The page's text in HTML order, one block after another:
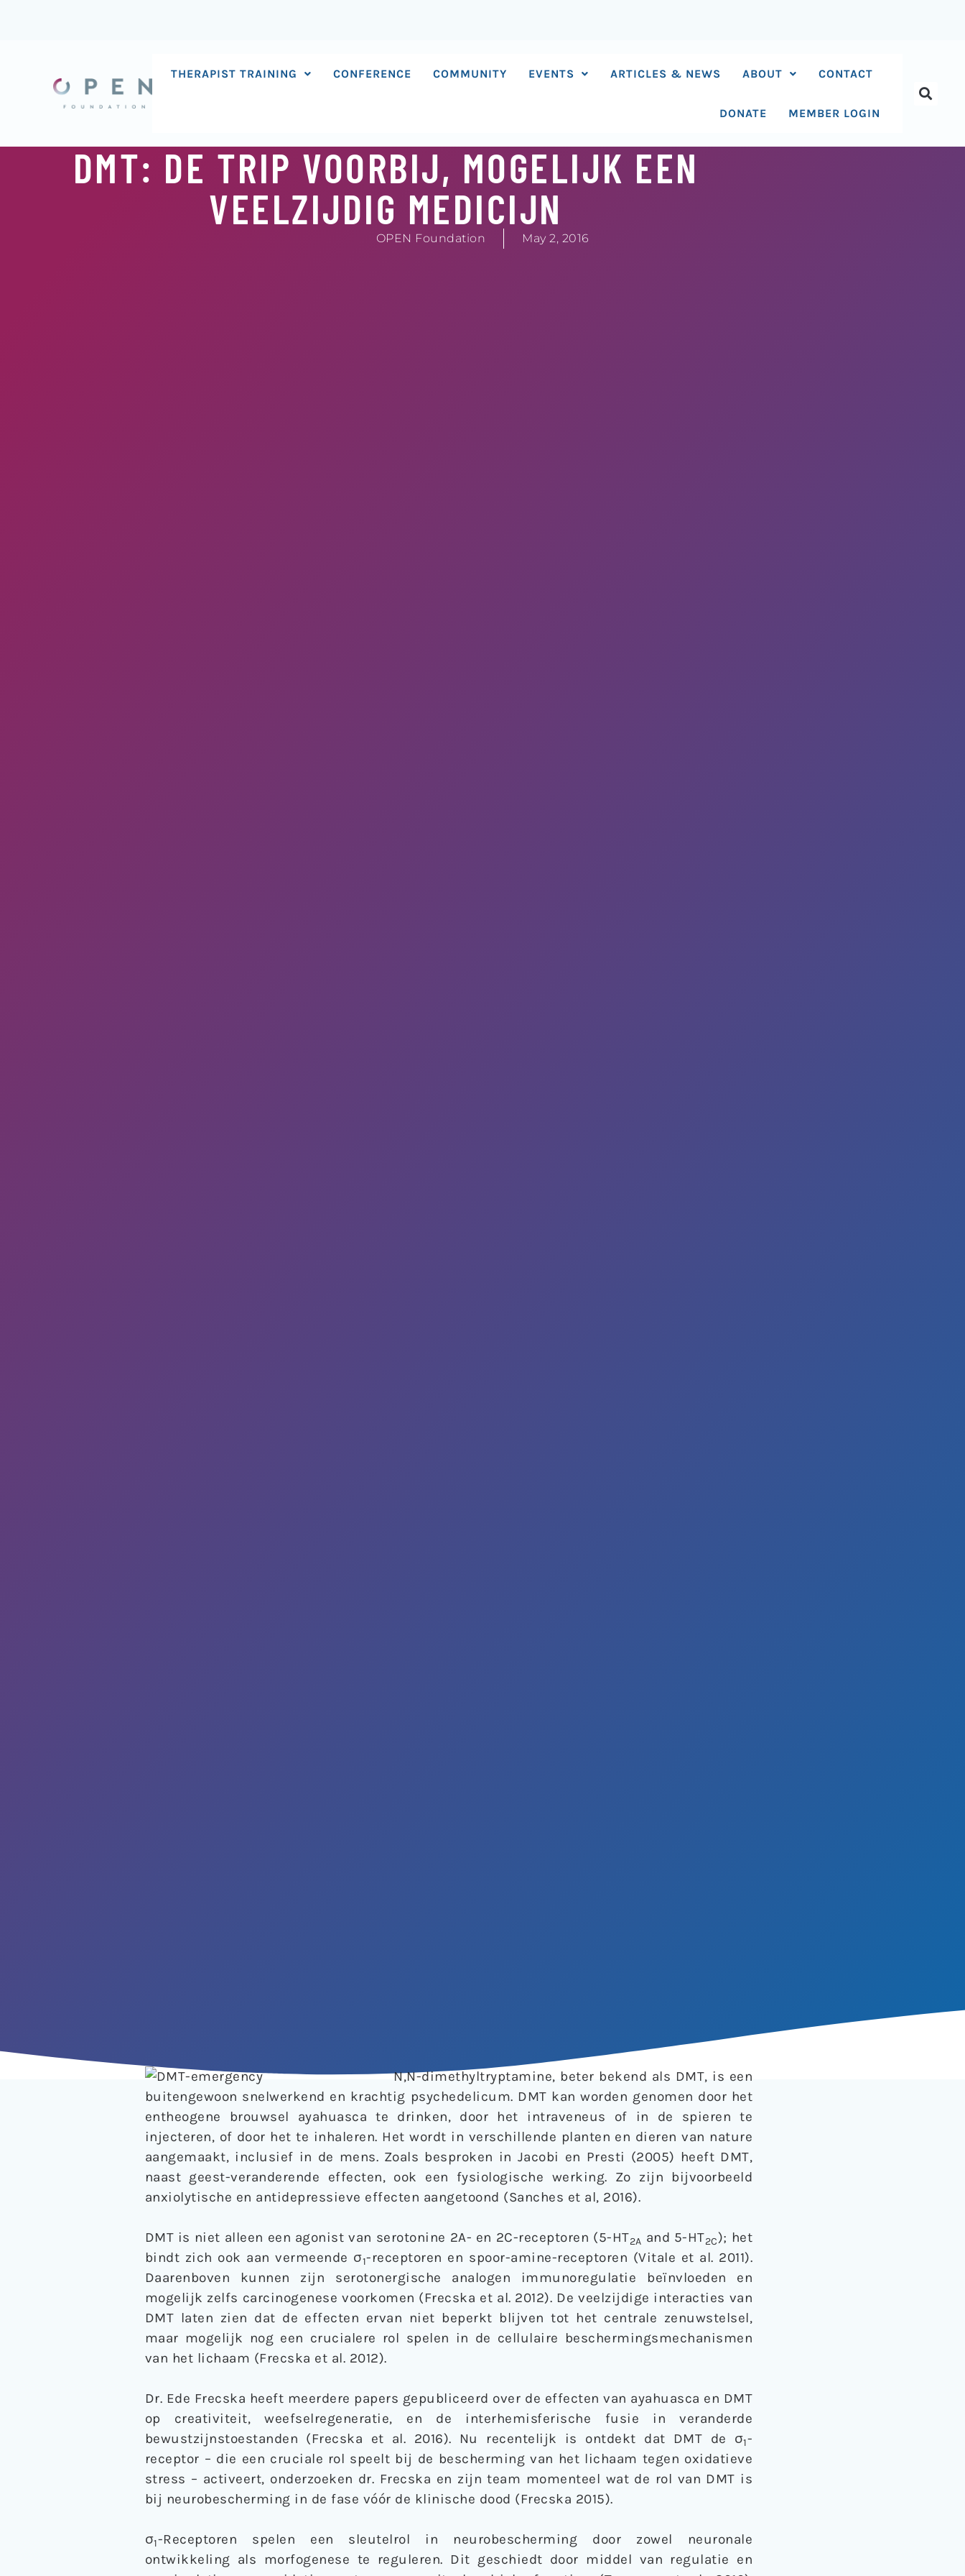
THERAPIST TRAINING CONFERENCE COMMUNITY EVENTS ARTICLES & NEWS ABOUT CONTACT
DONATE MEMBER LOGIN
DMT: DE TRIP VOORBIJ, MOGELIJK EEN
VEELZIJDIG MEDICIJN
OPEN Foundation May 2, 2016
N,N-dimethyltryptamine, beter bekend als DMT, is een
buitengewoon snelwerkend en krachtig psychedelicum. DMT kan worden genomen door het
entheogene brouwsel ayahuasca te drinken, door het intraveneus of in de spieren te
injecteren, of door het te inhaleren. Het wordt in verschillende planten en dieren van nature
aangemaakt, inclusief in de mens. Zoals besproken in Jacobi en Presti (2005) heeft DMT,
naast geest-veranderende effecten, ook een fysiologische werking. Zo zijn bijvoorbeeld
anxiolytische en antidepressieve effecten aangetoond (Sanches et al, 2016).
DMT is niet alleen een agonist van serotonine 2A- en 2C-receptoren (5-HT2A and 5-HT2C); het
bindt zich ook aan vermeende σ1-receptoren en spoor-amine-receptoren (Vitale et al. 2011).
Daarenboven kunnen zijn serotonergische analogen immunoregulatie beïnvloeden en
mogelijk zelfs carcinogenese voorkomen (Frecska et al. 2012). De veelzijdige interacties van
DMT laten zien dat de effecten ervan niet beperkt blijven tot het centrale zenuwstelsel,
maar mogelijk nog een crucialere rol spelen in de cellulaire beschermingsmechanismen
van het lichaam (Frecska et al. 2012).
Dr. Ede Frecska heeft meerdere papers gepubliceerd over de effecten van ayahuasca en DMT
op creativiteit, weefselregeneratie, en de interhemisferische fusie in veranderde
bewustzijnstoestanden (Frecska et al. 2016). Nu recentelijk is ontdekt dat DMT de σ1-
receptor – die een cruciale rol speelt bij de bescherming van het lichaam tegen oxidatieve
stress – activeert, onderzoeken dr. Frecska en zijn team momenteel wat de rol van DMT is
bij neurobescherming in de fase vóór de klinische dood (Frecska 2015).
σ1-Receptoren spelen een sleutelrol in neurobescherming door zowel neuronale
ontwikkeling als morfogenese te reguleren. Dit geschiedt door middel van regulatie en